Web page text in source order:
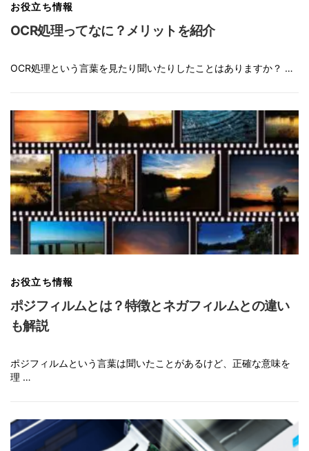
お役立ち情報
OCR処理ってなに？メリットを紹介
OCR処理という言葉を見たり聞いたりしたことはありますか？ …
お役立ち情報
ポジフィルムとは？特徴とネガフィルムとの違い
も解説
ポジフィルムという言葉は聞いたことがあるけど、正確な意味を
理 …